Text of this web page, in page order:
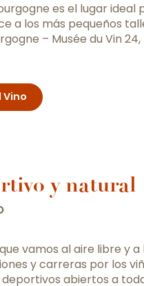
es el lugar ideal
a los más pequeños
– Musée du Vin 24,
Vino
y natural
vamos al aire libre y a
y carreras por los
abiertos a